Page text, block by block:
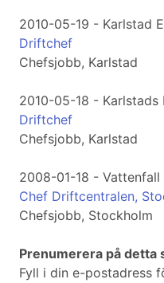
2010-05-19 - Karlstad
Driftchef
Chefsjobb, Karlstad
2010-05-18 - Karlstads
Driftchef
Chefsjobb, Karlstad
2008-01-18 - Vattenfall
Chef Driftcentralen,
Chefsjobb, Stockholm
Prenumerera på detta
Fyll i din e-postadress